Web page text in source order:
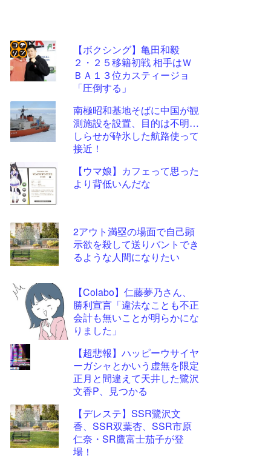
【ボクシング】亀田和毅
２・２５移籍初戦 相手はＷ
ＢＡ１３位カスティージョ
「圧倒する」
南極昭和基地そばに中国が観
測施設を設置、目的は不明…
しらせが砕氷した航路使って
接近！
【ウマ娘】カフェって思った
より背低いんだな
2アウト満塁の場面で自己顕
示欲を殺して送りバントでき
るような人間になりたい
【Colabo】仁藤夢乃さん、
勝利宣言「違法なことも不正
会計も無いことが明らかにな
りました」
【超悲報】ハッピーウサイヤ
ーガシャとかいう虚無を限定
正月と間違えて天井した鷺沢
文香P、見つかる
【デレステ】SSR鷺沢文
香、SSR双葉杏、SSR市原
仁奈・SR鷹富士茄子が登
場！
コテ
リン
- 固
定リ
ンク
更新
ツー
ル